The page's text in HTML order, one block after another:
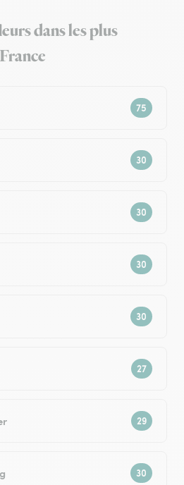
dans les plus